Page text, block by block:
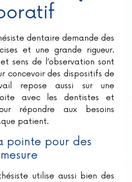
dentaire demande des
et une grande rigueur.
sens de l’observation sont
concevoir des dispositifs de
repose aussi sur une
avec les dentistes et
répondre aux besoins
patient.
pointe pour des
utilise aussi bien des